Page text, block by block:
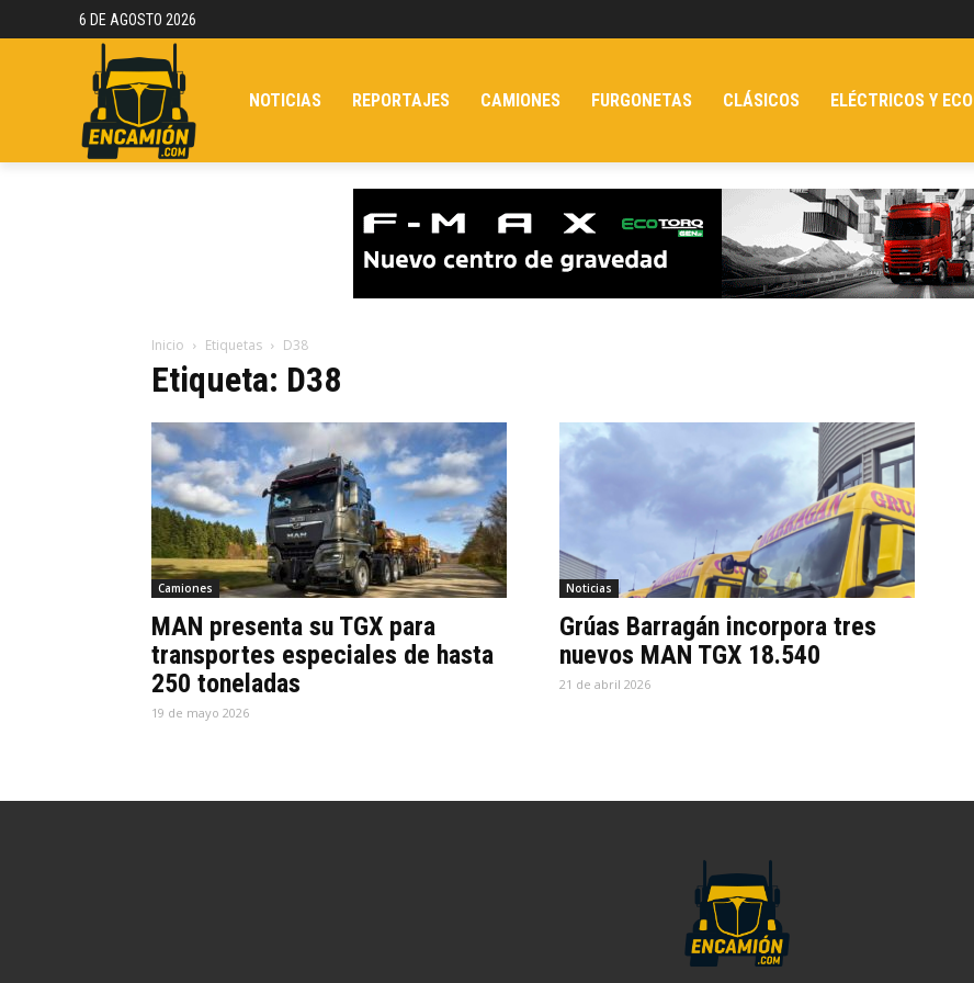
6 DE AGOSTO 2026
NOTICIAS REPORTAJES CAMIONES FURGONETAS CLÁSICOS ELÉCTRICOS Y ECO
Inicio Etiquetas D38
Etiqueta: D38
Camiones
MAN presenta su TGX para
transportes especiales de hasta
250 toneladas
19 de mayo 2026
Noticias
Grúas Barragán incorpora tres
nuevos MAN TGX 18.540
21 de abril 2026